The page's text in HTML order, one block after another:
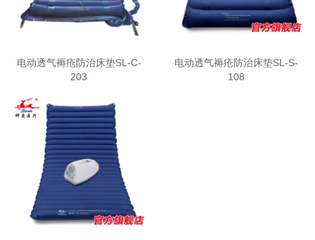
电动透气褥疮防治床垫SL-C-
203
电动透气褥疮防治床垫SL-S-
108